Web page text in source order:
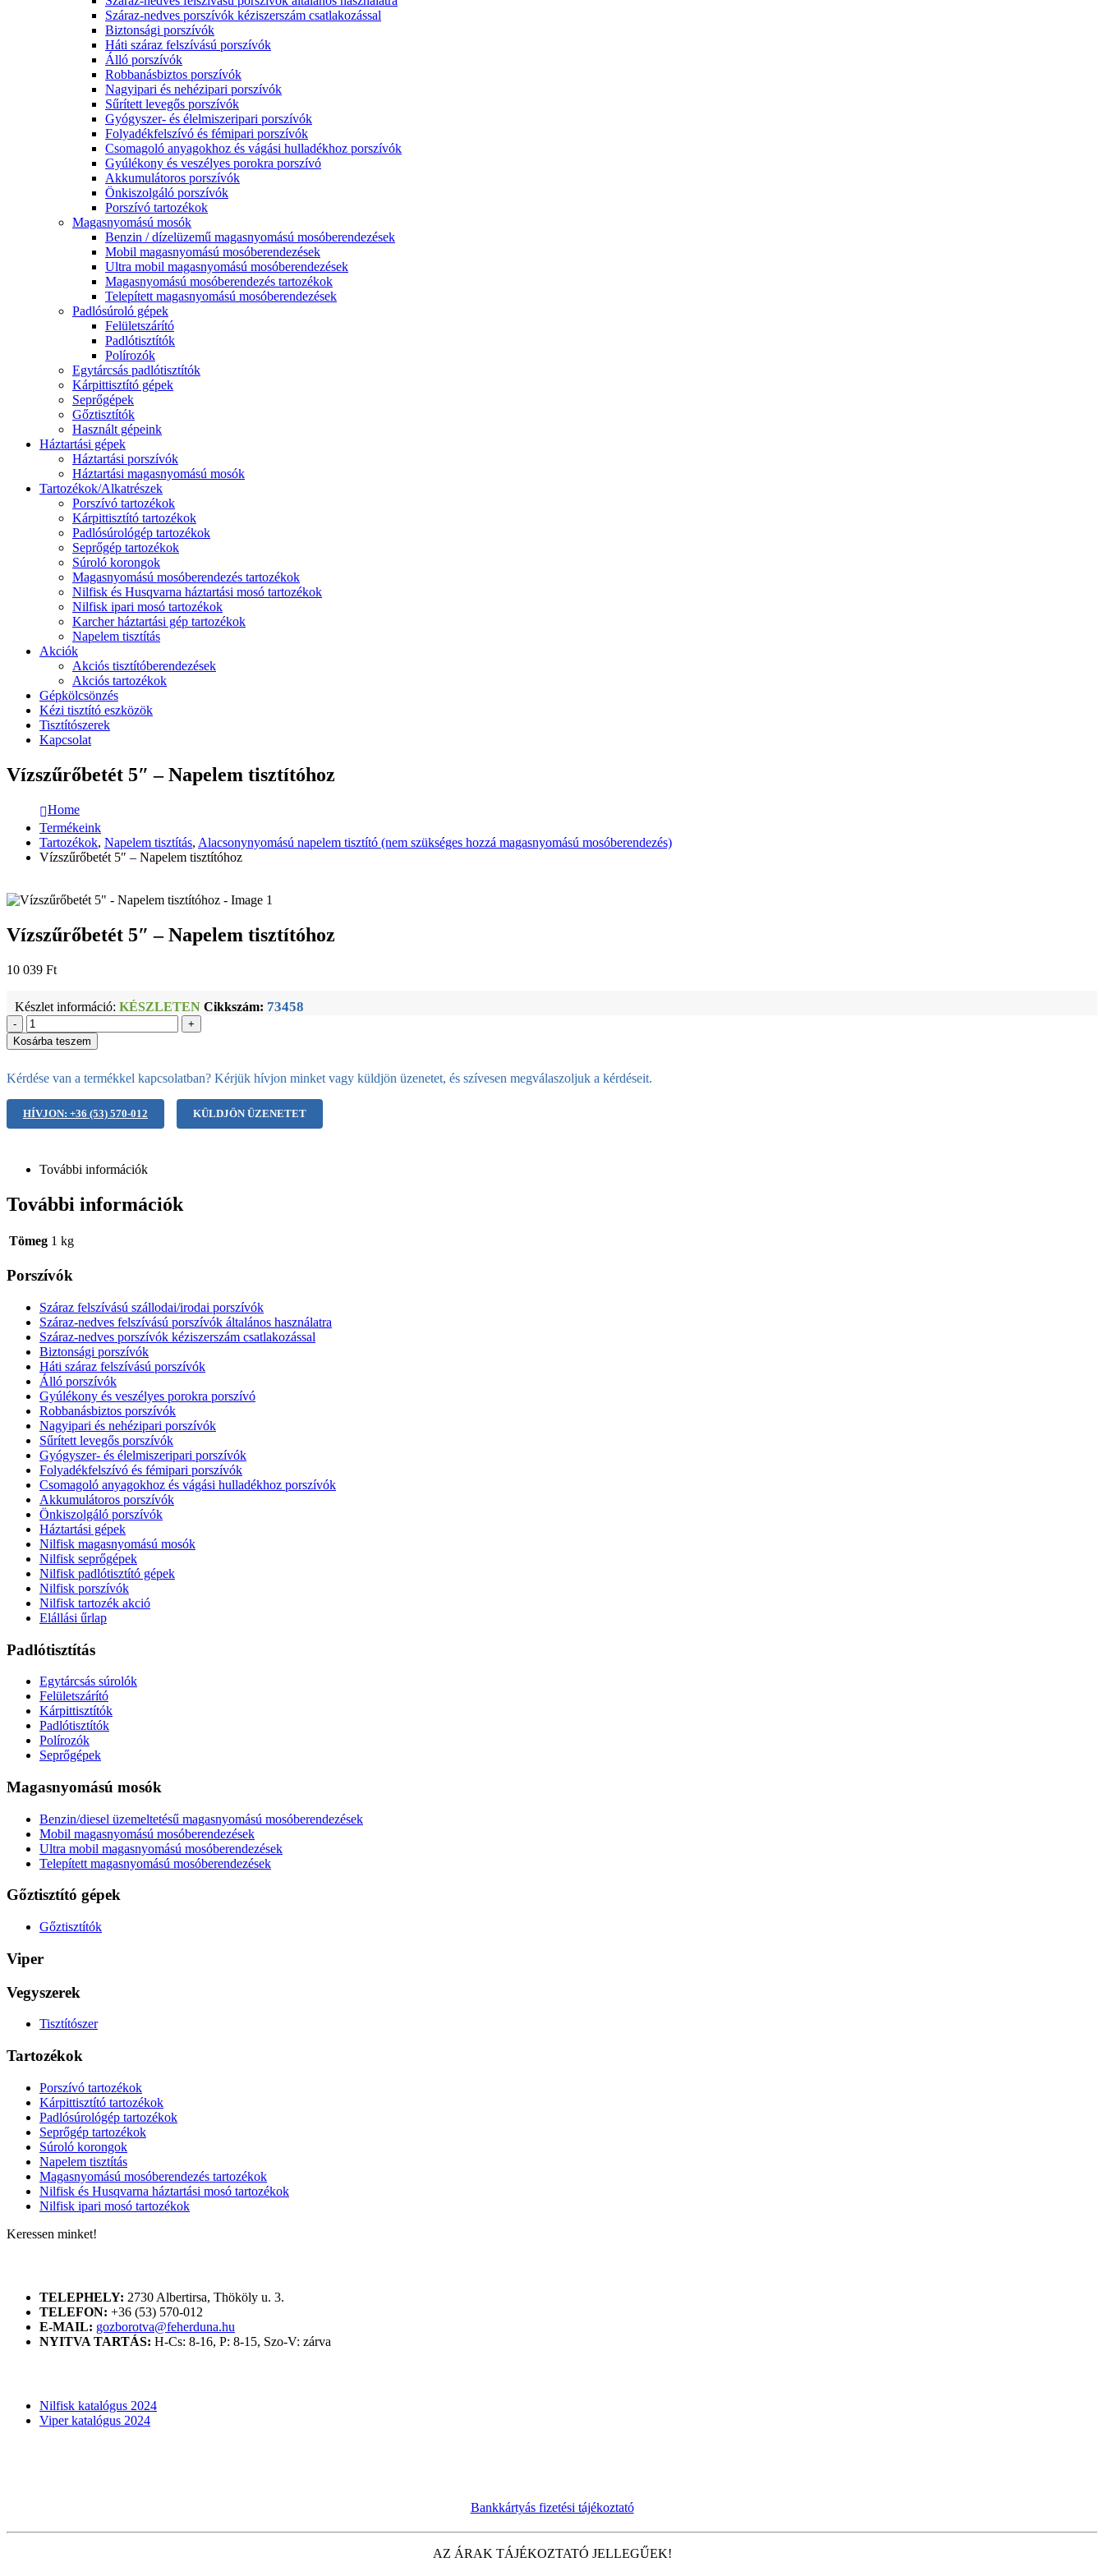
Száraz-nedves porszívók kéziszerszám csatlakozással
Biztonsági porszívók
Háti száraz felszívású porszívók
Álló porszívók
Robbanásbiztos porszívók
Nagyipari és nehézipari porszívók
Sűrített levegős porszívók
Gyógyszer- és élelmiszeripari porszívók
Folyadékfelszívó és fémipari porszívók
Csomagoló anyagokhoz és vágási hulladékhoz porszívók
Gyúlékony és veszélyes porokra porszívó
Akkumulátoros porszívók
Önkiszolgáló porszívók
Porszívó tartozékok
Magasnyomású mosók
Benzin / dízelüzemű magasnyomású mosóberendezések
Mobil magasnyomású mosóberendezések
Ultra mobil magasnyomású mosóberendezések
Magasnyomású mosóberendezés tartozékok
Telepített magasnyomású mosóberendezések
Padlósúroló gépek
Felületszárító
Padlótisztítók
Polírozók
Egytárcsás padlótisztítók
Kárpittisztító gépek
Seprőgépek
Gőztisztítók
Használt gépeink
Háztartási gépek
Háztartási porszívók
Háztartási magasnyomású mosók
Tartozékok/Alkatrészek
Porszívó tartozékok
Kárpittisztító tartozékok
Padlósúrológép tartozékok
Seprőgép tartozékok
Súroló korongok
Magasnyomású mosóberendezés tartozékok
Nilfisk és Husqvarna háztartási mosó tartozékok
Nilfisk ipari mosó tartozékok
Karcher háztartási gép tartozékok
Napelem tisztítás
Akciók
Akciós tisztítóberendezések
Akciós tartozékok
Gépkölcsönzés
Kézi tisztító eszközök
Tisztítószerek
Kapcsolat
Vízszűrőbetét 5″ – Napelem tisztítóhoz
Home
Termékeink
Tartozékok, Napelem tisztítás, Alacsonynyomású napelem tisztító (nem szükséges hozzá magasnyomású mosóberendezés)
Vízszűrőbetét 5″ – Napelem tisztítóhoz
Vízszűrőbetét 5″ – Napelem tisztítóhoz
10 039 Ft
Készlet információ: KÉSZLETEN Cikkszám: 73458
-
+
Kosárba teszem
Kérdése van a termékkel kapcsolatban? Kérjük hívjon minket vagy küldjön üzenetet, és szívesen megválaszoljuk a kérdéseit.
HÍVJON: +36 (53) 570-012 KÜLDJÖN ÜZENETET
További információk
További információk
Tömeg 1 kg
Porszívók
Száraz felszívású szállodai/irodai porszívók
Száraz-nedves felszívású porszívók általános használatra
Száraz-nedves porszívók kéziszerszám csatlakozással
Biztonsági porszívók
Háti száraz felszívású porszívók
Álló porszívók
Gyúlékony és veszélyes porokra porszívó
Robbanásbiztos porszívók
Nagyipari és nehézipari porszívók
Sűrített levegős porszívók
Gyógyszer- és élelmiszeripari porszívók
Folyadékfelszívó és fémipari porszívók
Csomagoló anyagokhoz és vágási hulladékhoz porszívók
Akkumulátoros porszívók
Önkiszolgáló porszívók
Háztartási gépek
Nilfisk magasnyomású mosók
Nilfisk seprőgépek
Nilfisk padlótisztító gépek
Nilfisk porszívók
Nilfisk tartozék akció
Elállási űrlap
Padlótisztítás
Egytárcsás súrolók
Felületszárító
Kárpittisztítók
Padlótisztítók
Polírozók
Seprőgépek
Magasnyomású mosók
Benzin/diesel üzemeltetésű magasnyomású mosóberendezések
Mobil magasnyomású mosóberendezések
Ultra mobil magasnyomású mosóberendezések
Telepített magasnyomású mosóberendezések
Gőztisztító gépek
Gőztisztítók
Viper
Vegyszerek
Tisztítószer
Tartozékok
Porszívó tartozékok
Kárpittisztító tartozékok
Padlósúrológép tartozékok
Seprőgép tartozékok
Súroló korongok
Napelem tisztítás
Magasnyomású mosóberendezés tartozékok
Nilfisk és Husqvarna háztartási mosó tartozékok
Nilfisk ipari mosó tartozékok
Keressen minket!
TELEPHELY: 2730 Albertirsa, Thököly u. 3.
TELEFON: +36 (53) 570-012
E-MAIL: gozborotva@feherduna.hu
NYITVA TARTÁS: H-Cs: 8-16, P: 8-15, Szo-V: zárva
Nilfisk katalógus 2024
Viper katalógus 2024
Bankkártyás fizetési tájékoztató
AZ ÁRAK TÁJÉKOZTATÓ JELLEGŰEK!